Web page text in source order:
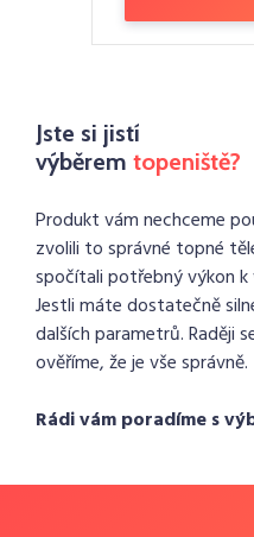
Jste si jistí
výběrem topeniště?
Produkt vám nechceme
zvolili to správné topné
spočítali potřebný výkon k
Jestli máte dostatečně
dalších parametrů. Raději
ověříme, že je vše správně.
Rádi vám poradíme s